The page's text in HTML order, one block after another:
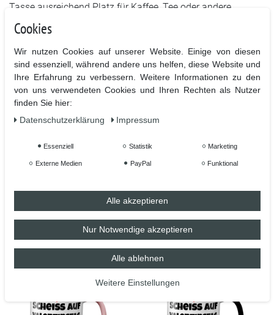
Tasse ausreichend Platz für Kaffee, Tee oder andere
Lieblingsgetränke. Dank der robusten Keramik ist sie
spülmaschinenfest und mikrowellengeeignet, wodurch sie
besonders pflegeleicht und alltagstauglich ist.
Die auffällige Gestaltung mit schwarzer Schrift und roten
Hörnern macht den Becher zu einem originellen Hingucker,
der jedem Arbeitsplatz oder Küchenschrank eine
humorvolle Note verleiht.
Auch als Geschenk ist diese Tasse ideal geeignet – sei es
Cookies
Wir nutzen Cookies auf unserer Website. Einige von diesen
sind essenziell, während andere uns helfen, diese Website und
Ihre Erfahrung zu verbessern. Weitere Informationen zu den
von uns verwendeten Cookies und Ihren Rechten als Nutzer
finden Sie hier:
Daten­schutz­erklärung
Impressum
Essenziell Statistik Marketing
Externe Medien PayPal Funktional
Alle akzeptieren
Nur Notwendige akzeptieren
Alle ablehnen
Weitere Einstellungen